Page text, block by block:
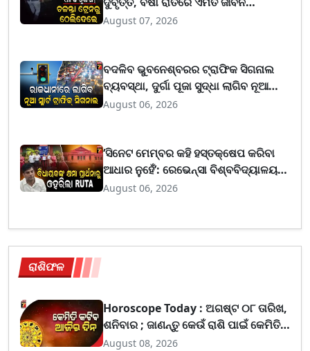
ବଞ୍ଚାଇଦେଲା ପୋଲିସ
August 07, 2026
ବଦଳିବ ଭୁବନେଶ୍ବରର ଟ୍ରାଫିକ ସିଗନାଲ
ବ୍ୟବସ୍ଥା, ଦୁର୍ଗା ପୂଜା ସୁଦ୍ଧା ଲାଗିବ ନୂଆ
ସ୍ମାର୍ଟ ଟ୍ରାଫିକ ସିଗନାଲ
August 06, 2026
‘ସିନେଟ ମେମ୍ବର କହି ହସ୍ତକ୍ଷେପ କରିବା
ଆଧାର ନୁହେଁ’: ରେଭେନ୍ସା ବିଶ୍ବବିଦ୍ୟାଳୟ
ଇଷ୍ଟ ହଷ୍ଟେଲ ବିବାଦରେ RUTAର
August 06, 2026
ରାଶିଫଳ
Horoscope Today : ଅଗଷ୍ଟ ୦୮ ତାରିଖ,
ଶନିବାର ; ଜାଣନ୍ତୁ କେଉଁ ରାଶି ପାଇଁ କେମିତି
ରହିବ ଆଜିର ଦିନ
August 08, 2026